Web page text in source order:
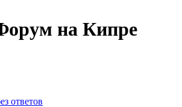
на Кипре
ответов